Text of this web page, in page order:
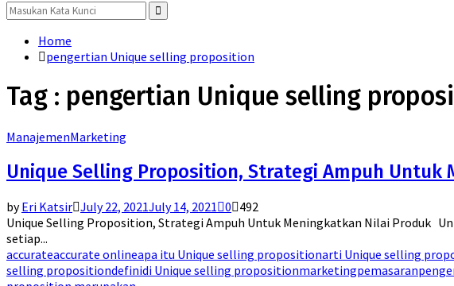
Search
for:
Search
Home
pengertian Unique selling proposition
Tag : pengertian Unique selling
ManajemenMarketing
Unique Selling Proposition, Strategi Ampuh Untuk
byEri Katsir July 22, 2021July 14, 2021 0 492
Unique Selling Proposition, Strategi Ampuh Untuk Meningkatkan Nilai Produk
setiap...
accurateaccurate onlineapa itu Unique selling propositionarti Unique selling
selling propositiondefinidi Unique selling propositionmarketingpemasaran